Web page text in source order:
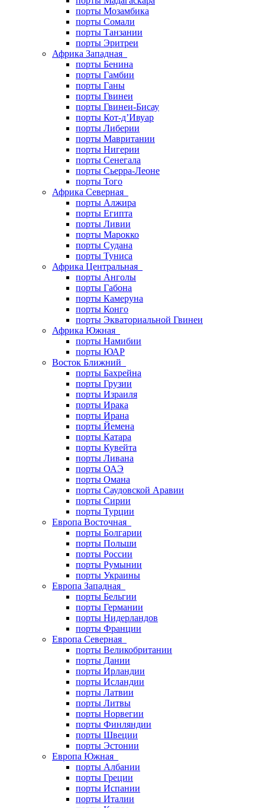
порты Мозамбика
порты Сомали
порты Танзании
порты Эритреи
Африка Западная
порты Бенина
порты Гамбии
порты Ганы
порты Гвинеи
порты Гвинеи-Бисау
порты Кот-д’Ивуар
порты Либерии
порты Мавритании
порты Нигерии
порты Сенегала
порты Сьерра-Леоне
порты Того
Африка Северная
порты Алжира
порты Египта
порты Ливии
порты Марокко
порты Судана
порты Туниса
Африка Центральная
порты Анголы
порты Габона
порты Камеруна
порты Конго
порты Экваториальной Гвинеи
Африка Южная
порты Намибии
порты ЮАР
Восток Ближний
порты Бахрейна
порты Грузии
порты Израиля
порты Ирака
порты Ирана
порты Йемена
порты Катара
порты Кувейта
порты Ливана
порты ОАЭ
порты Омана
порты Саудовской Аравии
порты Сирии
порты Турции
Европа Восточная
порты Болгарии
порты Польши
порты России
порты Румынии
порты Украины
Европа Западная
порты Бельгии
порты Германии
порты Нидерландов
порты Франции
Европа Северная
порты Великобритании
порты Дании
порты Ирландии
порты Исландии
порты Латвии
порты Литвы
порты Норвегии
порты Финляндии
порты Швеции
порты Эстонии
Европа Южная
порты Албании
порты Греции
порты Испании
порты Италии